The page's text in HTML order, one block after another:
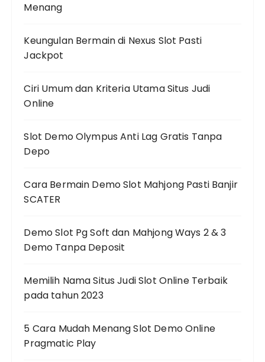
Menang
Keungulan Bermain di Nexus Slot Pasti
Jackpot
Ciri Umum dan Kriteria Utama Situs Judi
Online
Slot Demo Olympus Anti Lag Gratis Tanpa
Depo
Cara Bermain Demo Slot Mahjong Pasti Banjir
SCATER
Demo Slot Pg Soft dan Mahjong Ways 2 & 3
Demo Tanpa Deposit
Memilih Nama Situs Judi Slot Online Terbaik
pada tahun 2023
5 Cara Mudah Menang Slot Demo Online
Pragmatic Play